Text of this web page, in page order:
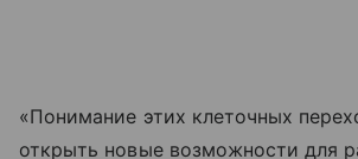
«Понимание этих клеточных
открыть новые возможности для